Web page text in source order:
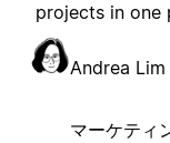
projects in one
Andrea Lim
マーケティ